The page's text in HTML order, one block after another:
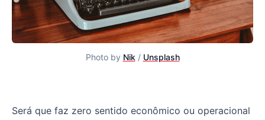
Photo by Nik / Unsplash
Será que PMs escrevendo histórias é o melhor cenário
Será que faz zero sentido econômico ou operacional